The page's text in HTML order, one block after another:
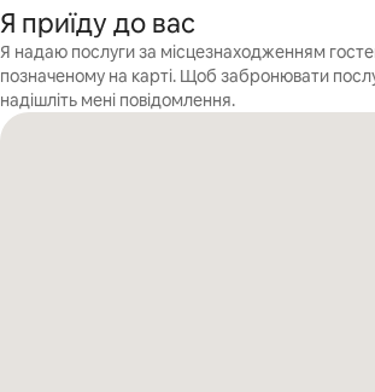
Я приїду до вас
Я надаю послуги за місцезнаходженням
позначеному на карті. Щоб забронювати
надішліть мені повідомлення.